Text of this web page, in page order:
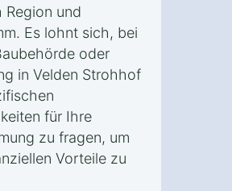
Region und
Es lohnt sich, bei
oder
in Velden Strohhof
für Ihre
zu fragen, um
Vorteile zu